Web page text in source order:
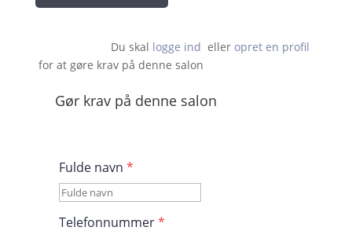
Du skal logge ind eller opret en profil
for at gøre krav på denne salon
Gør krav på denne salon
Fulde navn *
Telefonnummer*